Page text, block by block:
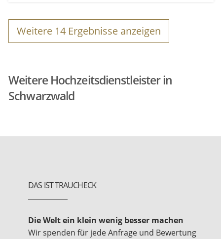
Weitere 14 Ergebnisse anzeigen
Weitere Hochzeitsdienstleister in
Schwarzwald
DAS IST TRAUCHECK
Die Welt ein klein wenig besser machen
Wir spenden für jede Anfrage und Bewertung